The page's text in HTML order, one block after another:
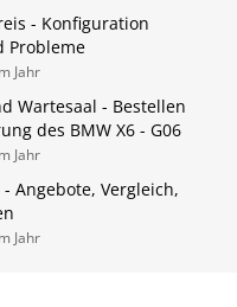
- Konfiguration
Probleme
Jahr
Wartesaal - Bestellen
des BMW X6 - G06
Jahr
Angebote, Vergleich,
Jahr